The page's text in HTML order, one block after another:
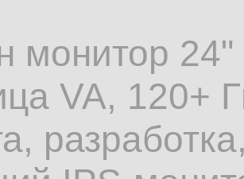
монитор
VA, 120+